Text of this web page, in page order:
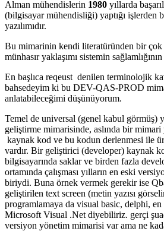
Alman mühendislerin 1980 yıllarda
(bilgisayar mühendisliği) yaptığı işlerden
yazılımıdır.
Bu mimarinin kendi literatüründen bir
münhasır yaklaşımı sistemin
En başlıca reqeust denilen terminolojik
bahsedeyim ki bu DEV-QAS-PROD
anlatabileceğimi düşünüyorum.
Temel de universal (genel kabul görmüş)
geliştirme mimarisinde, aslında bir
kaynak kod ve bu kodun derlenmesi ile
vardır. Bir geliştirici (developer) kaynak
bilgisayarında saklar ve birden fazla
ortamında çalışması yılların en eski
biriydi. Buna örnek vermek gerekir ise
geliştirilen text screen (metin yazısı
programlamaya da visual basic, delphi,
Microsoft Visual .Net diyebiliriz. gerçi
versiyon yönetim mimarisi var ama ne